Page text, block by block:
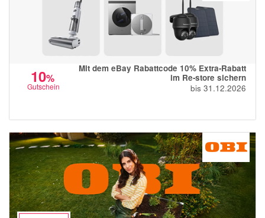
10%
Gutschein
Mit dem eBay Rabattcode 10% Extra-Rabatt
im Re-store sichern
bis 31.12.2026